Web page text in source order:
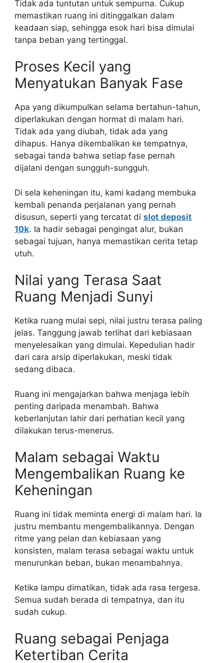
Tidak ada tuntutan untuk sempurna. Cukup
memastikan ruang ini ditinggalkan dalam
keadaan siap, sehingga esok hari bisa dimulai
tanpa beban yang tertinggal.
Proses Kecil yang
Menyatukan Banyak Fase
Apa yang dikumpulkan selama bertahun-tahun,
diperlakukan dengan hormat di malam hari.
Tidak ada yang diubah, tidak ada yang
dihapus. Hanya dikembalikan ke tempatnya,
sebagai tanda bahwa setiap fase pernah
dijalani dengan sungguh-sungguh.
Di sela keheningan itu, kami kadang membuka
kembali penanda perjalanan yang pernah
disusun, seperti yang tercatat di slot deposit
10k. Ia hadir sebagai pengingat alur, bukan
sebagai tujuan, hanya memastikan cerita tetap
utuh.
Nilai yang Terasa Saat
Ruang Menjadi Sunyi
Ketika ruang mulai sepi, nilai justru terasa paling
jelas. Tanggung jawab terlihat dari kebiasaan
menyelesaikan yang dimulai. Kepedulian hadir
dari cara arsip diperlakukan, meski tidak
sedang dibaca.
Ruang ini mengajarkan bahwa menjaga lebih
penting daripada menambah. Bahwa
keberlanjutan lahir dari perhatian kecil yang
dilakukan terus-menerus.
Malam sebagai Waktu
Mengembalikan Ruang ke
Keheningan
Ruang ini tidak meminta energi di malam hari. Ia
justru membantu mengembalikannya. Dengan
ritme yang pelan dan kebiasaan yang
konsisten, malam terasa sebagai waktu untuk
menurunkan beban, bukan menambahnya.
Ketika lampu dimatikan, tidak ada rasa tergesa.
Semua sudah berada di tempatnya, dan itu
sudah cukup.
Ruang sebagai Penjaga
Ketertiban Cerita